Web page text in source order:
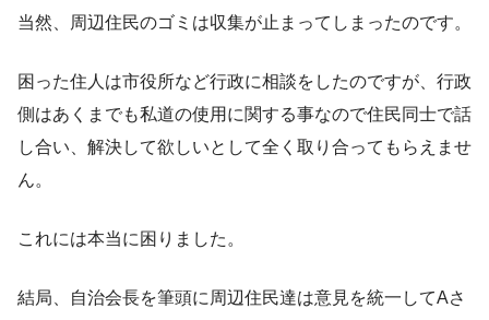
当然、周辺住民のゴミは収集が止まってしまったのです。
困った住人は市役所など行政に相談をしたのですが、行政
側はあくまでも私道の使用に関する事なので住民同士で話
し合い、解決して欲しいとして全く取り合ってもらえませ
ん。
これには本当に困りました。
結局、自治会長を筆頭に周辺住民達は意見を統一してAさ